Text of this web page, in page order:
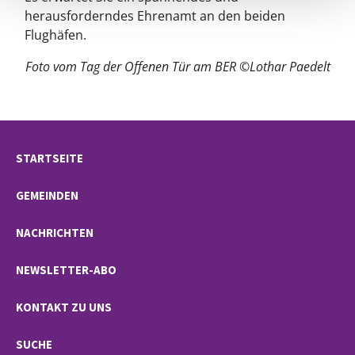
herausforderndes Ehrenamt an den beiden
Flughäfen.
Foto vom Tag der Offenen Tür am BER ©Lothar Paedelt
STARTSEITE
GEMEINDEN
NACHRICHTEN
NEWSLETTER-ABO
KONTAKT ZU UNS
SUCHE